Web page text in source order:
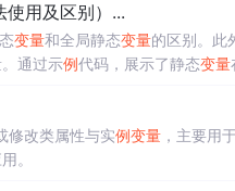
使用及区别）...
变量和全局静态变量的区别。此
通过示例代码，展示了静态变量
修改类属性与实例变量，主要用
。